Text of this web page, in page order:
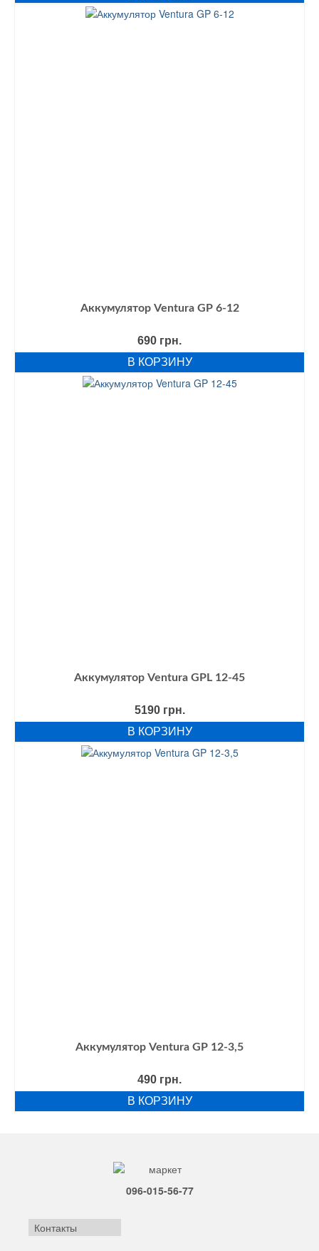
770 грн..
Аккумулятор Ventura GP 6-12
690 грн.
В КОРЗИНУ
Аккумулятор Ventura GPL 12-45
5190 грн.
В КОРЗИНУ
Аккумулятор Ventura GP 12-3,5
490 грн.
В КОРЗИНУ
096-015-56-77
Контакты